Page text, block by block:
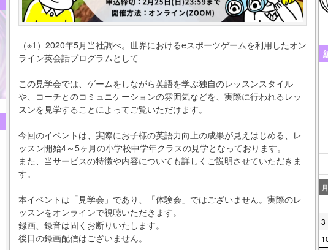
（※1）2020年5⽉当社調べ。世界におけるeスポーツゲームを利⽤したオン
ライン英会話プログラムとして
この見学会では、ゲームをしながら英語を学ぶ独自のレッスンスタイル
や、コーチとのコミュニケーションの雰囲気などを、実際に行われるレッ
スンを見学することによってご覧いただけます。
今回のイベントは、実際にお子様の英語力向上の成果が見えはじめる、レ
ッスン開始4～5ヶ月の小学校中学年クラスの見学となっております。
また、当サービスの特徴や内容についても詳しくご説明させていただきま
す。
本イベントは「見学会」であり、「体験会」ではございません。実際のレ
ッスンをオンラインで視聴いただきます。
録画、録音は固くお断りいたします。
後日の録画配信はございません。
月
3